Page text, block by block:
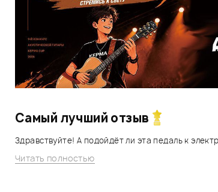
Самый лучший отзыв
Здравствуйте! А подойдёт ли эта педаль к
Читать полностью